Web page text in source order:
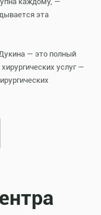
эта
— это полный
услуг —